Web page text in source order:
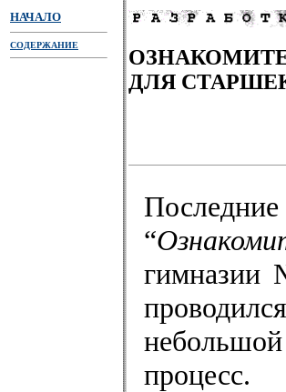
НАЧАЛО
СОДЕРЖАНИЕ
ДЛЯ
“
гимназии
процесс.